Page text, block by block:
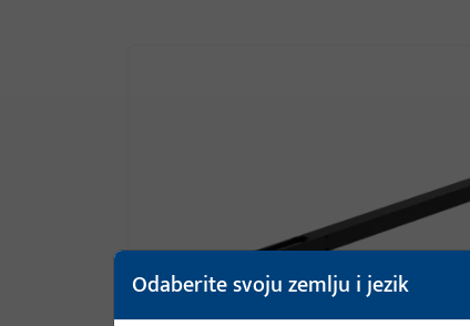
GEMOS / Sustav upravljanja zgradama
Odaberite svoju zemlju i jezik